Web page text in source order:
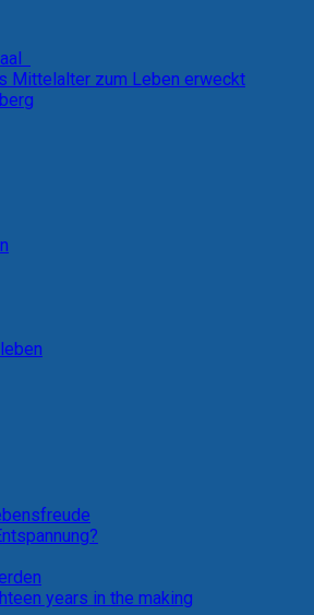
Mittelalter zum Leben erweckt
years in the making